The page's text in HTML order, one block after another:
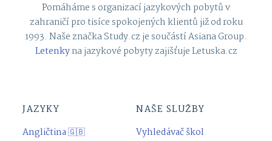
Pomáháme s organizací jazykových pobytů v
zahraničí pro tisíce spokojených klientů již od roku
1993. Naše značka Study.cz je součástí Asiana Group.
Letenkyna jazykové pobyty zajišťuje Letuska.cz
JAZYKY
Angličtina 🇬🇧
NAŠE SLUŽBY
Vyhledávač škol